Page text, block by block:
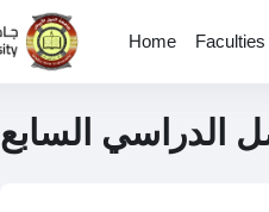
Home
Faculties
الدراسي السابع